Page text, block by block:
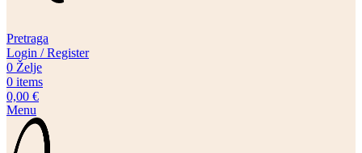
Pretraga
Login / Register
0 Želje
0 items
0,00 €
Menu